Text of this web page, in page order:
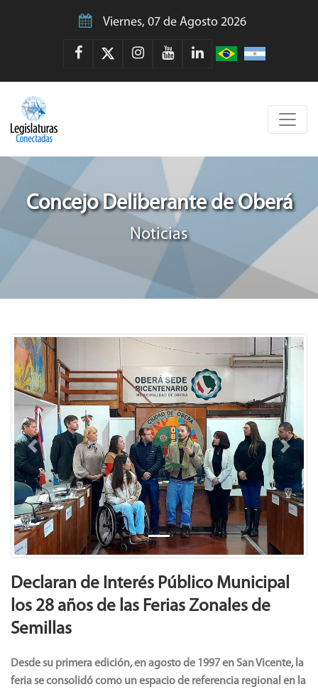
Viernes, 07 de Agosto 2026
Concejo Deliberante de Oberá
Noticias
Previous Next
Declaran de Interés Público Municipal
los 28 años de las Ferias Zonales de
Semillas
Desde su primera edición, en agosto de 1997 en San Vicente, la
feria se consolidó como un espacio de referencia regional en la